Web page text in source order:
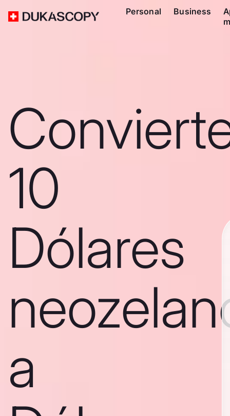
Personal Business
10
Dólares
a